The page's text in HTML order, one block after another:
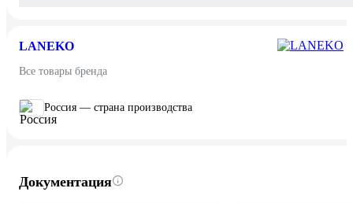
LANEKO
Все товары бренда
Россия — страна производства
Документация